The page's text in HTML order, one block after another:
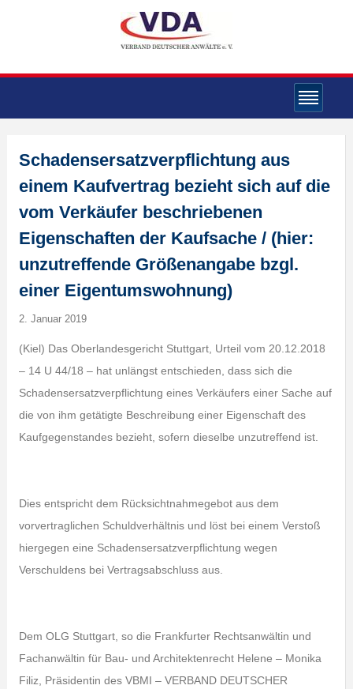
Schadensersatzverpflichtung aus
einem Kaufvertrag bezieht sich auf die
vom Verkäufer beschriebenen
Eigenschaften der Kaufsache / (hier:
unzutreffende Größenangabe bzgl.
einer Eigentumswohnung)
2. Januar 2019
(Kiel) Das Oberlandesgericht Stuttgart, Urteil vom 20.12.2018
– 14 U 44/18 – hat unlängst entschieden, dass sich die
Schadensersatzverpflichtung eines Verkäufers einer Sache auf
die von ihm getätigte Beschreibung einer Eigenschaft des
Kaufgegenstandes bezieht, sofern dieselbe unzutreffend ist.
Dies entspricht dem Rücksichtnahmegebot aus dem
vorvertraglichen Schuldverhältnis und löst bei einem Verstoß
hiergegen eine Schadensersatzverpflichtung wegen
Verschuldens bei Vertragsabschluss aus.
Dem OLG Stuttgart, so die Frankfurter Rechtsanwältin und
Fachanwältin für Bau- und Architektenrecht Helene – Monika
Filiz, Präsidentin des VBMI – VERBAND DEUTSCHER